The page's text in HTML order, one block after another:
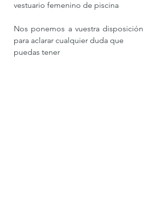
vestuario femenino de piscina
Nos ponemos a vuestra disposición
para aclarar cualquier duda que